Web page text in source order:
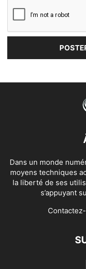
Dans un monde
moyens techniques
la liberté de ses
s’appuyant